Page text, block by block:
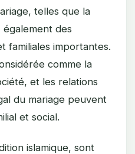
telles que la
également des
familiales importantes.
comme la
et les relations
du mariage peuvent
et social.
islamique, sont